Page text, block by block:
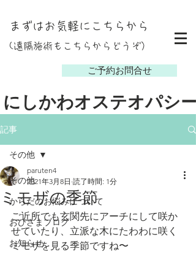
ご予約お問合せ
にしかわオステオパシー
まずはお気軽にこちらから
(遠隔施術もこちらからどうぞ）
記事
その他
からだのお悩みについて
おひさまブログ
お知らせ
その他
ミモザの季節
paruten4
2021年3月8日 読了時間: 1分
ご近所でも玄関先にアーチにして咲か
せていたり、立派な木にたわわに咲く
ミモザを見る季節ですね〜